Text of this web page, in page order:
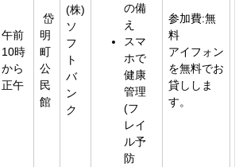
午前
10時
から
正午
岱
明
町
公
民
館
(株)
ソ
フ
ト
バ
ン
ク
の備
え
スマ
ホで
健康
管理
(フ
レイ
ル予
防
参加費:無
料
アイフォン
を無料でお
貸ししま
す。